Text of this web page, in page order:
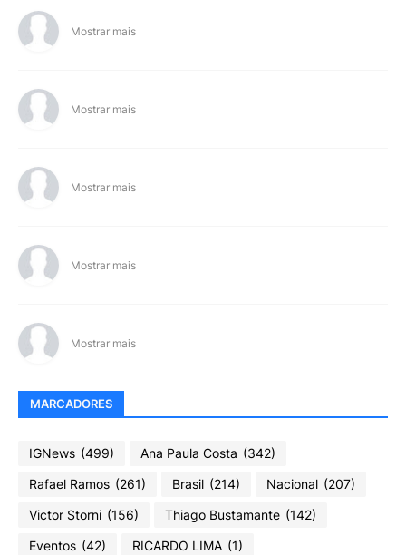
Mostrar mais
Mostrar mais
Mostrar mais
Mostrar mais
Mostrar mais
MARCADORES
IGNews (499) Ana Paula Costa (342)
Rafael Ramos (261) Brasil (214) Nacional (207)
Victor Storni (156) Thiago Bustamante (142)
Eventos (42) RICARDO LIMA (1)